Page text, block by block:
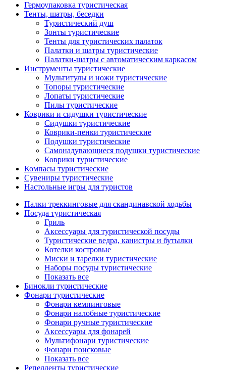
Гермоупаковка туристическая
Тенты, шатры, беседки
Туристический душ
Зонты туристические
Тенты для туристических палаток
Палатки и шатры туристические
Палатки-шатры с автоматическим каркасом
Инструменты туристические
Мультитулы и ножи туристические
Топоры туристические
Лопаты туристические
Пилы туристические
Коврики и сидушки туристические
Сидушки туристические
Коврики-пенки туристические
Подушки туристические
Самонадувающиеся подушки туристические
Коврики туристические
Компасы туристические
Сувениры туристические
Настольные игры для туристов
Палки треккинговые для скандинавской ходьбы
Посуда туристическая
Гриль
Аксессуары для туристической посуды
Туристические ведра, канистры и бутылки
Котелки костровые
Миски и тарелки туристические
Наборы посуды туристические
Показать все
Бинокли туристические
Фонари туристические
Фонари кемпинговые
Фонари налобные туристические
Фонари ручные туристические
Аксессуары для фонарей
Мультифонари туристические
Фонари поисковые
Показать все
Репелленты туристические